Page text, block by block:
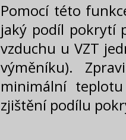
Pomocí této
jaký podíl pokrytí
vzduchu u VZT
výměníku).
minimální
zjištění podílu